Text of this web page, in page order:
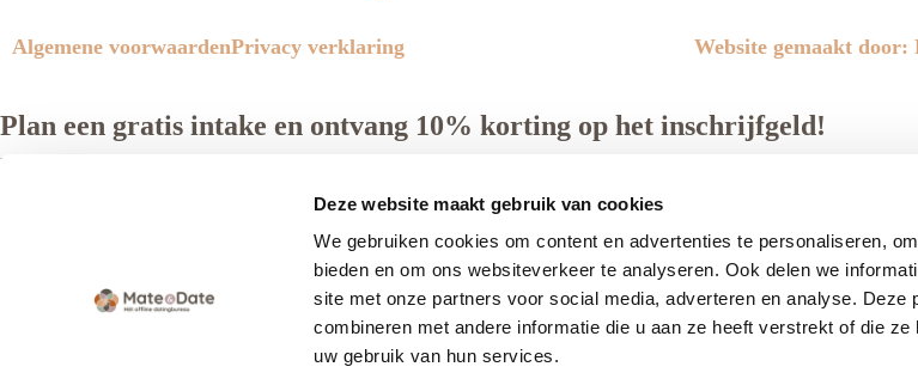
Deze website maakt gebruik van cookies
We gebruiken cookies om content en advertenties te personaliseren,
bieden en om ons websiteverkeer te analyseren. Ook delen we
site met onze partners voor social media, adverteren en analyse. Deze
combineren met andere informatie die u aan ze heeft verstrekt of die
uw gebruik van hun services.
Algemene voorwaardenPrivacy verklaring Website gemaakt
Plan een gratis intake en ontvang 10% korting op het inschrijfgeld!
Nu tijdelijk 10% korting op het inschrijfgeld. Pak je voordeel en boek je gratis intake!
Plan mijn gratis intake
Voorbereiden op de liefde, kan dat? Ja!